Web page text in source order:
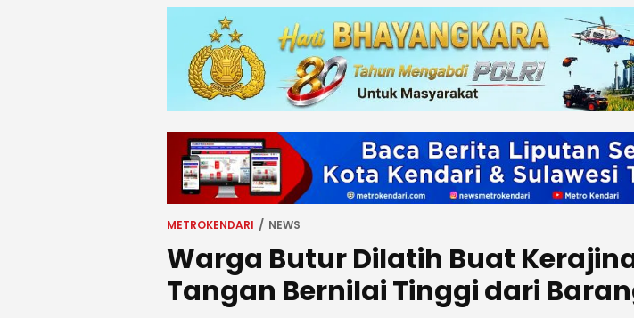
METROKENDARI NEWS
Warga Butur Dilatih Buat
Tangan Bernilai Tinggi dari